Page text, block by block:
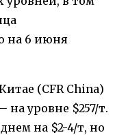
на 6 июня
(CFR China)
уровне $257/т.
на $2-4/т, но